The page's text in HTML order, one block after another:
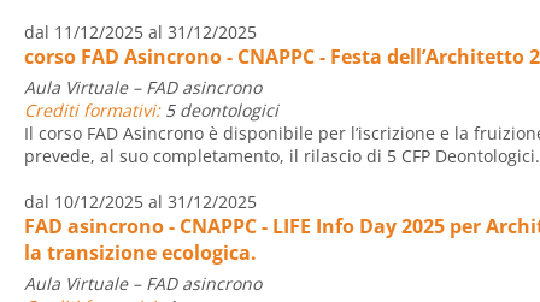
dal 11/12/2025 al 31/12/2025
corso FAD Asincrono - CNAPPC - Festa dell’Architetto
Aula Virtuale – FAD asincrono
Crediti formativi:5 deontologici
Il corso FAD Asincrono è disponibile per l’iscrizione e la
prevede, al suo completamento, il rilascio di 5 CFP
dal 10/12/2025 al 31/12/2025
FAD asincrono - CNAPPC - LIFE Info Day 2025 per
la transizione ecologica.
Aula Virtuale – FAD asincrono